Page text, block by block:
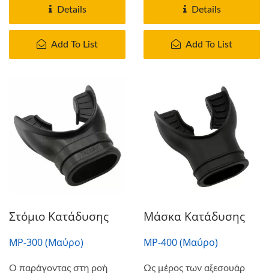
Details
Add To List
Details
Add To List
Στόμιο Κατάδυσης
MP-300 (Μαύρο)
Ο παράγοντας στη ροή
Μάσκα Κατάδυσης
MP-400 (Μαύρο)
Ως μέρος των αξεσουάρ